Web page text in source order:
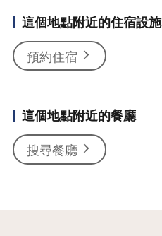
這個地點附近的住宿設施
預約住宿
這個地點附近的餐廳
搜尋餐廳